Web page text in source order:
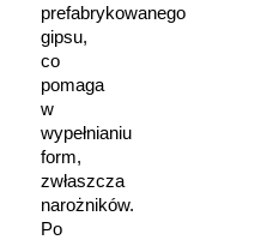
prefabrykowanego
gipsu,
co
pomaga
w
wypełnianiu
form,
zwłaszcza
narożników.
Po